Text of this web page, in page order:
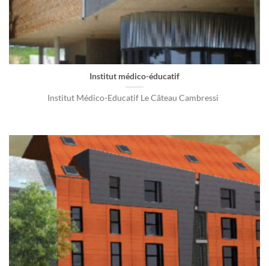
Institut médico-éducatif
Institut Médico-Educatif Le Câteau Cambressi